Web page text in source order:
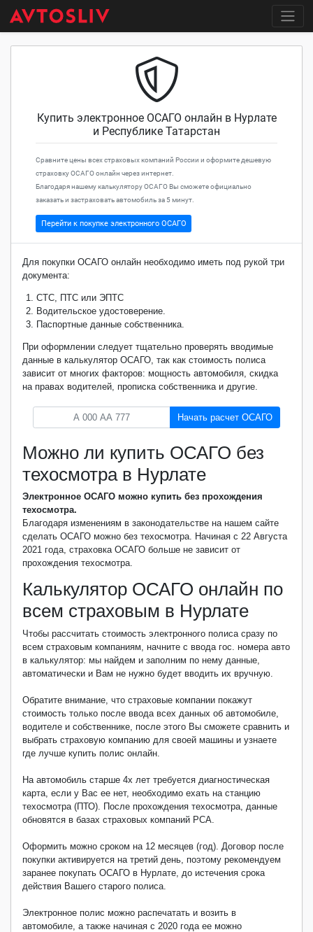
Купить электронное ОСАГО онлайн в Нурлате
и Республике Татарстан
Сравните цены всех страховых компаний России и оформите дешевую
страховку ОСАГО онлайн через интернет.
Благодаря нашему калькулятору ОСАГО Вы сможете официально
заказать и застраховать автомобиль за 5 минут.
Перейти к покупке электронного ОСАГО
Для покупки ОСАГО онлайн необходимо иметь под рукой три
документа:
СТС, ПТС или ЭПТС
Водительское удостоверение.
Паспортные данные собственника.
При оформлении следует тщательно проверять вводимые
данные в калькулятор ОСАГО, так как стоимость полиса
зависит от многих факторов: мощность автомобиля, скидка
на правах водителей, прописка собственника и другие.
Начать расчет ОСАГО
Можно ли купить ОСАГО без
техосмотра в Нурлате
Электронное ОСАГО можно купить без прохождения
техосмотра.
Благодаря изменениям в законодательстве на нашем сайте
сделать ОСАГО можно без техосмотра. Начиная с 22 Августа
2021 года, страховка ОСАГО больше не зависит от
прохождения техосмотра.
Калькулятор ОСАГО онлайн по
всем страховым в Нурлате
Чтобы рассчитать стоимость электронного полиса сразу по
всем страховым компаниям, начните с ввода гос. номера авто
в калькулятор: мы найдем и заполним по нему данные,
автоматически и Вам не нужно будет вводить их вручную.
Обратите внимание, что страховые компании покажут
стоимость только после ввода всех данных об автомобиле,
водителе и собственнике, после этого Вы сможете сравнить и
выбрать страховую компанию для своей машины и узнаете
где лучше купить полис онлайн.
На автомобиль старше 4х лет требуется диагностическая
карта, если у Вас ее нет, необходимо ехать на станцию
техосмотра (ПТО). После прохождения техосмотра, данные
обновятся в базах страховых компаний РСА.
Оформить можно сроком на 12 месяцев (год). Договор после
покупки активируется на третий день, поэтому рекомендуем
заранее покупать ОСАГО в Нурлате, до истечения срока
действия Вашего старого полиса.
Электронное полис можно распечатать и возить в
автомобиле, а также начиная с 2020 года ее можно